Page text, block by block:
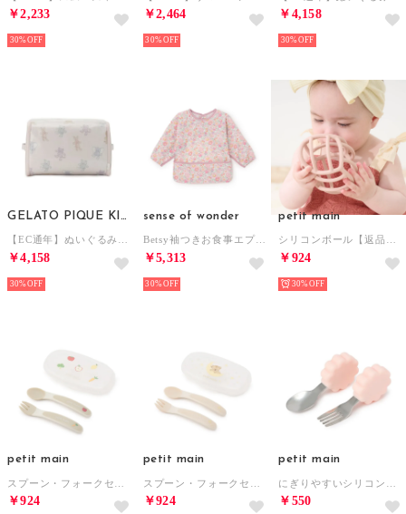
￥2,233
30%
￥2,464
30%
￥4,158
30%
GELATO PIQUE KIDS & BABY
【EC通年】ぬいぐるみ柄おむつボックス （PNK）
￥4,158
30%
sense of wonder
Betsy袖つきお食事エプロン 【返品不可商品】 （ピンク）
￥5,313
30%
petit main
シリコンボール【返品不可商品】 （ライト ピンク）
￥924
30%
petit main
￥924
petit main
￥924
petit main
￥550